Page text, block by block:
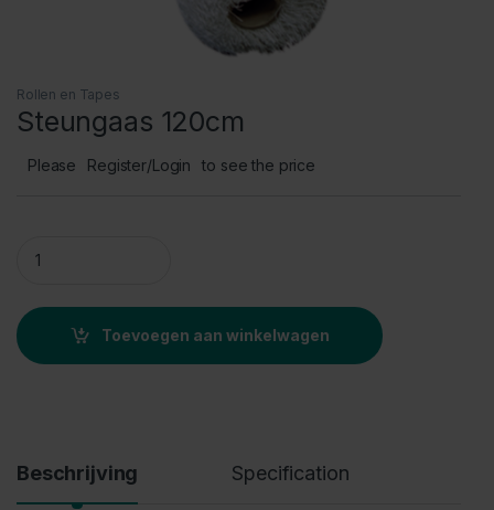
Rollen en Tapes
Steungaas 120cm
Please Register/Login to see the price
Toevoegen aan winkelwagen
Beschrijving Specification